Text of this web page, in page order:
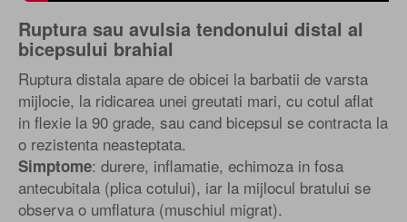
Ruptura sau avulsia tendonului distal al
bicepsului brahial
Ruptura distala apare de obicei la barbatii de varsta
mijlocie, la ridicarea unei greutati mari, cu cotul aflat
in flexie la 90 grade, sau cand bicepsul se contracta la
o rezistenta neasteptata.
Simptome: durere, inflamatie, echimoza in fosa
antecubitala (plica cotului), iar la mijlocul bratului se
observa o umflatura (muschiul migrat).